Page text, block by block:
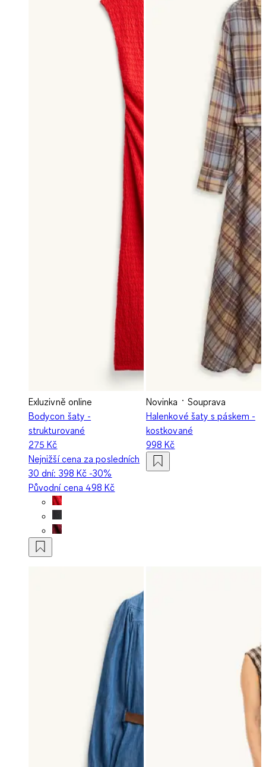
Exluzivně online
Bodycon šaty -
strukturované
275 Kč
Nejnižší cena za posledních
30 dní: 398 Kč -30%
Původní cena 498 Kč
Novinka
Souprava
Halenkové šaty s páskem -
kostkované
998 Kč